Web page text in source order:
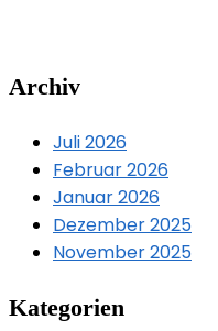
Archiv
Juli 2026
Februar 2026
Januar 2026
Dezember 2025
November 2025
Kategorien